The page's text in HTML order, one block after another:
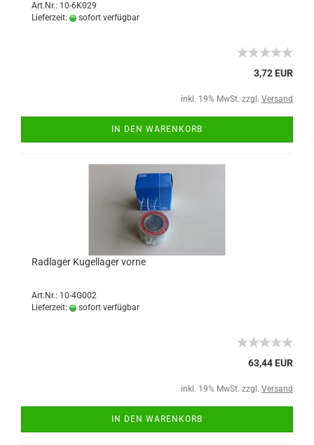
Art.Nr.: 10-6K029
Lieferzeit:
sofort verfügbar
3,72 EUR
inkl. 19% MwSt. zzgl. Versand
IN DEN WARENKORB
Radlager Kugellager vorne
Art.Nr.: 10-4G002
Lieferzeit:
sofort verfügbar
63,44 EUR
inkl. 19% MwSt. zzgl. Versand
IN DEN WARENKORB